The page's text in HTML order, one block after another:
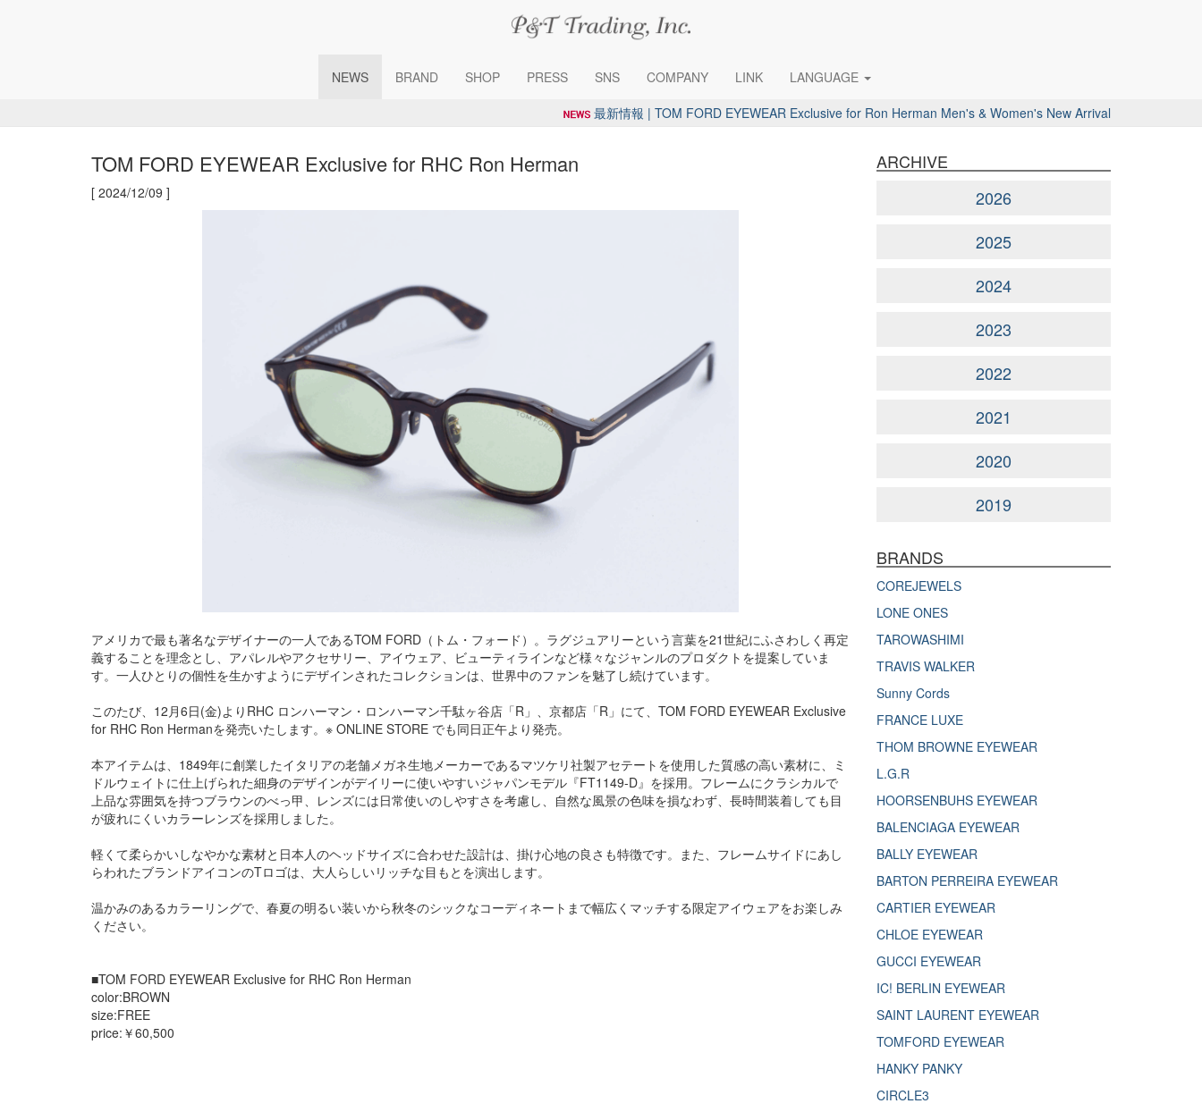
NEWS BRAND SHOP PRESS SNS COMPANY LINK
LANGUAGE
最新情報 | TOM FORD EYEWEAR Exclusive for Ron Herman Men's & Women's New Arrival
TOM FORD EYEWEAR Exclusive for RHC Ron Herman
[ 2024/12/09 ]
アメリカで最も著名なデザイナーの一人であるTOM FORD（トム・フォード）。ラグジュアリーという言葉を21世紀にふさわしく再定
義することを理念とし、アパレルやアクセサリー、アイウェア、ビューティラインなど様々なジャンルのプロダクトを提案していま
す。一人ひとりの個性を生かすようにデザインされたコレクションは、世界中のファンを魅了し続けています。
このたび、12月6日(金)よりRHC ロンハーマン・ロンハーマン千駄ヶ谷店「R」、京都店「R」にて、TOM FORD EYEWEAR Exclusive
for RHC Ron Hermanを発売いたします。※ ONLINE STORE でも同日正午より発売。
本アイテムは、1849年に創業したイタリアの老舗メガネ生地メーカーであるマツケリ社製アセテートを使用した質感の高い素材に、ミ
ドルウェイトに仕上げられた細身のデザインがデイリーに使いやすいジャパンモデル『FT1149-D』を採用。フレームにクラシカルで
上品な雰囲気を持つブラウンのべっ甲、レンズには日常使いのしやすさを考慮し、自然な風景の色味を損なわず、長時間装着しても目
が疲れにくいカラーレンズを採用しました。
軽くて柔らかいしなやかな素材と日本人のヘッドサイズに合わせた設計は、掛け心地の良さも特徴です。また、フレームサイドにあし
らわれたブランドアイコンのTロゴは、大人らしいリッチな目もとを演出します。
温かみのあるカラーリングで、春夏の明るい装いから秋冬のシックなコーディネートまで幅広くマッチする限定アイウェアをお楽しみ
ください。
■TOM FORD EYEWEAR Exclusive for RHC Ron Herman
color:BROWN
size:FREE
price:￥60,500
ARCHIVE
2026
2025
2024
2023
2022
2021
2020
2019
BRANDS
COREJEWELS
LONE ONES
TAROWASHIMI
TRAVIS WALKER
Sunny Cords
FRANCE LUXE
THOM BROWNE EYEWEAR
L.G.R
HOORSENBUHS EYEWEAR
BALENCIAGA EYEWEAR
BALLY EYEWEAR
BARTON PERREIRA EYEWEAR
CARTIER EYEWEAR
CHLOE EYEWEAR
GUCCI EYEWEAR
IC! BERLIN EYEWEAR
SAINT LAURENT EYEWEAR
TOMFORD EYEWEAR
HANKY PANKY
CIRCLE3